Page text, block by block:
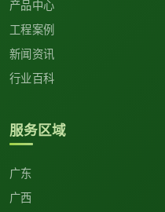
产品中心
工程案例
新闻资讯
行业百科
服务区域
广东
广西